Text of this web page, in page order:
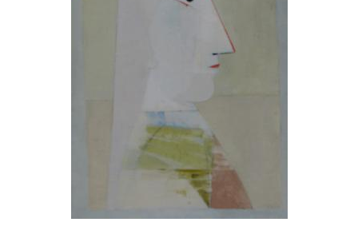
ГРУПА МИРОСЛАВ КУЛЬЧИЦЬКИЙ & ВАДИМ
ГРУПА УТОПІЯ ПРОДЖЕКТ
ГУДИМА МАРІЯ